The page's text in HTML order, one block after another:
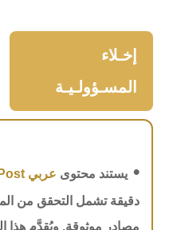
إخـلاء
المسـؤولـيـة
• يستند محتوى عربي Daily Post
دقيقة تشمل التحقق من
مصادر موثوقة. ويُقدَّم هذا